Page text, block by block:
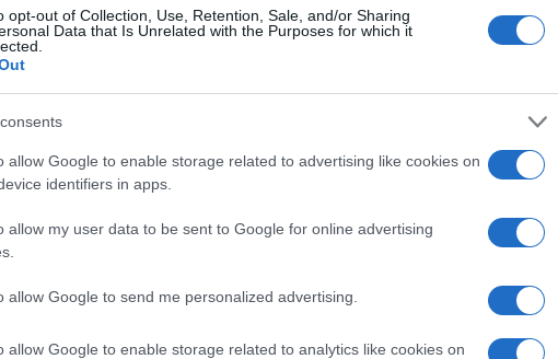
opt-out of Collection, Use, Retention, Sale, and/or Sharing
Data that Is Unrelated with the Purposes for which it
allow Google to enable storage related to advertising like cookies on
identifiers in apps.
allow my user data to be sent to Google for online advertising
allow Google to send me personalized advertising.
allow Google to enable storage related to analytics like cookies on
cliccando qui
nella sezione